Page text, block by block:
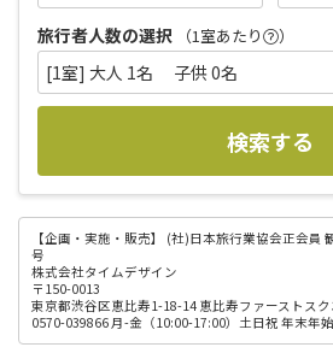
旅行者人数の選択
（1室あたり ）
[1室] 大人 1名 子供 0名
検索する
【企画・実施・販売】
(社)日本旅行業協会正会員
号
株式会社タイムデザイン
〒150-0013
東京都渋谷区恵比寿1-18-14 恵比寿ファーストス
0570-039866 月-金（10:00-17:00）土日祝 年末年